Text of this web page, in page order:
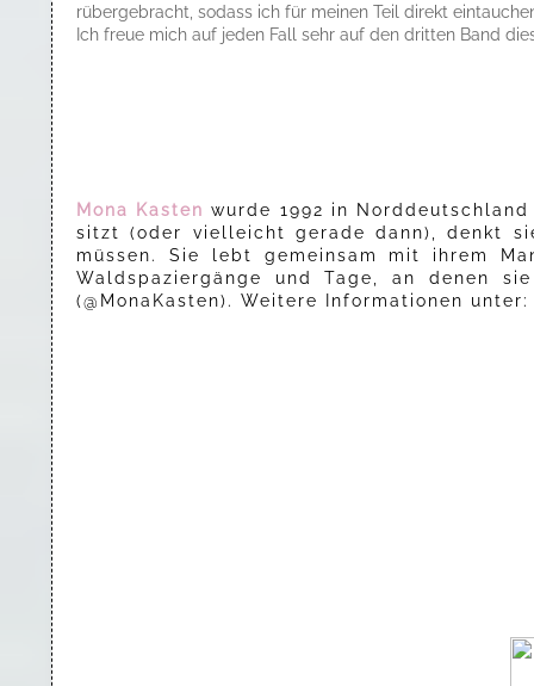
rübergebracht, sodass ich für meinen Teil direkt
Ich freue mich auf jeden Fall sehr auf den dritten Band
Mona Kasten wurde 1992 in
sitzt (oder vielleicht gerade dann), denkt
müssen. Sie lebt gemeinsam mit ihrem
Waldspaziergänge und Tage, an denen
(@MonaKasten). Weitere Informationen